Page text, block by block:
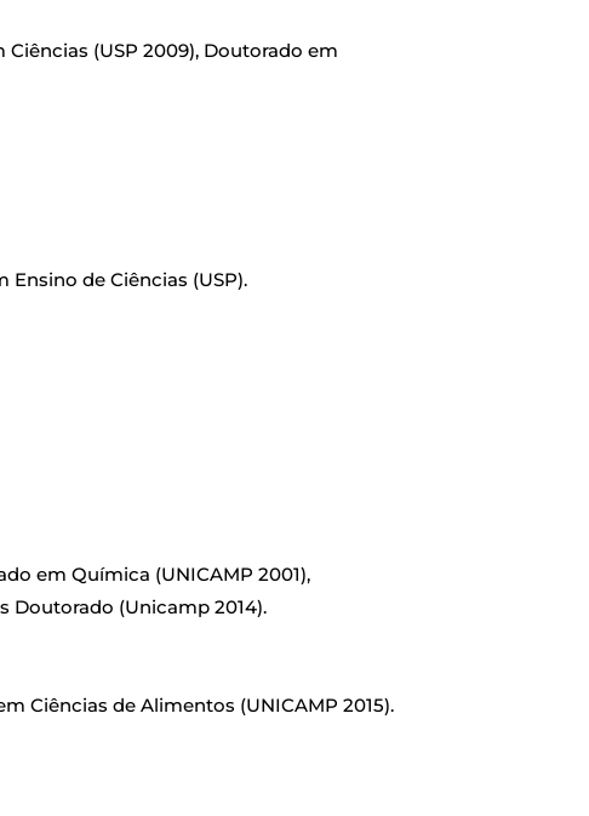
(USP 2009), Doutorado em
Ensino de Ciências (USP).
em Química (UNICAMP 2001),
Doutorado (Unicamp 2014).
Ciências de Alimentos (UNICAMP 2015).